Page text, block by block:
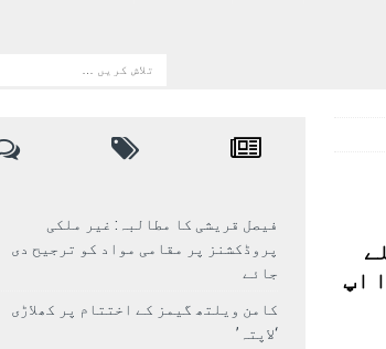
اپ
فیصل قریشی کا مطالبہ: غیر ملکی
پروڈکشنز پر مقامی مواد کو ترجیح دی
جائے
کامن ویلتھ گیمز کے اختتام پر کھلاڑی
‘لاپتہ’